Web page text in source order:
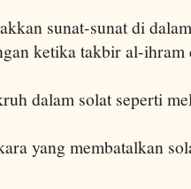
sunat-sunat di
ketika takbir al-ihram
dalam solat seperti
yang membatalkan